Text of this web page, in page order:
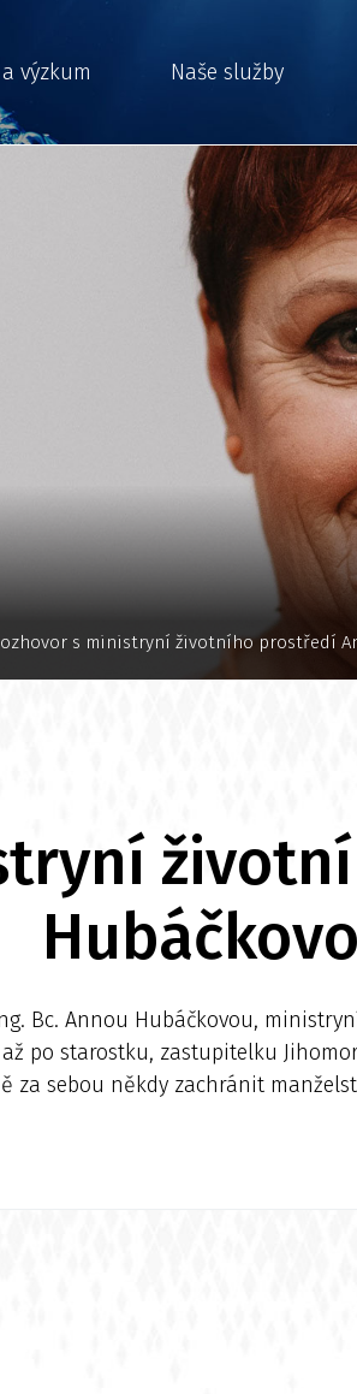
výzkum Naše služby
s ministryní životního prostředí
Bc. Annou Hubáčkovou,
po starostku, zastupitelku
sebou někdy zachránit